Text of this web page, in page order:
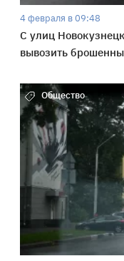
4 февраля в 09:48
С улиц
вывозить
Общество